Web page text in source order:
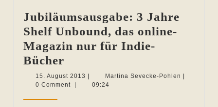
Jubiläumsausgabe: 3 Jahre
Shelf Unbound, das online-
Magazin nur für Indie-
Bücher
3
Jahre
15. August 2013 15.
August
Martina Sevecke-Pohlen Martina
0 Comment
09:24